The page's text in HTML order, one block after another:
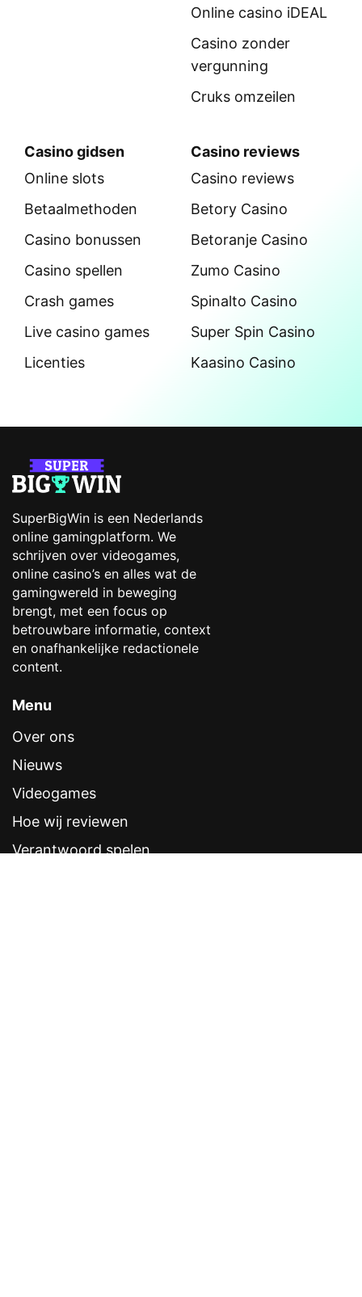
Online casino iDEAL
Casino zonder
vergunning
Cruks omzeilen
Casino gidsen
Online slots
Betaalmethoden
Casino bonussen
Casino spellen
Crash games
Live casino games
Licenties
Casino reviews
Casino reviews
Betory Casino
Betoranje Casino
Zumo Casino
Spinalto Casino
Super Spin Casino
Kaasino Casino
SuperBigWin is een Nederlands
online gamingplatform. We
schrijven over videogames,
online casino’s en alles wat de
gamingwereld in beweging
brengt, met een focus op
betrouwbare informatie, context
en onafhankelijke redactionele
content.
Menu
Over ons
Nieuws
Videogames
Hoe wij reviewen
Verantwoord spelen